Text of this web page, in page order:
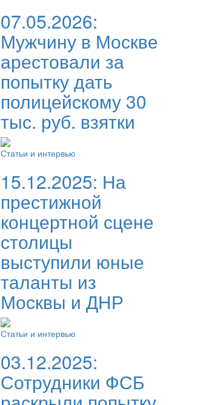
07.05.2026:
Мужчину в Москве
арестовали за
попытку дать
полицейскому 30
тыс. руб. взятки
Статьи и интервью
15.12.2025: На
престижной
концертной сцене
столицы
выступили юные
таланты из
Москвы и ДНР
Статьи и интервью
03.12.2025:
Сотрудники ФСБ